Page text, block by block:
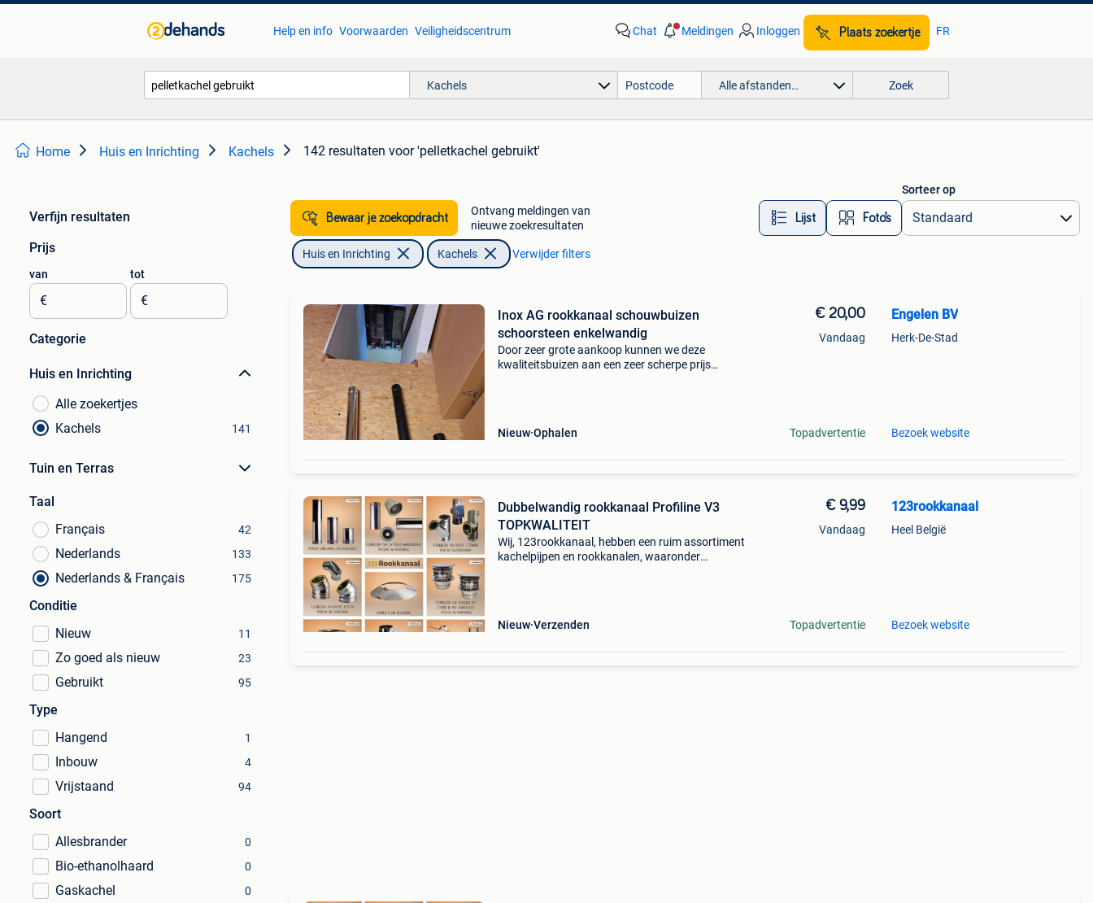
Help en info Voorwaarden Veiligheidscentrum Chat Meldingen Inloggen Plaats zoekertje FR
Kachels Alle afstanden… Zoek
Home Huis en Inrichting Kachels 142 resultaten voor 'pelletkachel gebruikt'
Verfijn resultaten
Prijs
van
€
tot
€
Categorie
Huis en Inrichting
Alle zoekertjes
Kachels
141
Tuin en Terras
Taal
Français
42
Nederlands 133
Nederlands & Français 175
Conditie
Nieuw
11
Zo goed als nieuw 23
Gebruikt 95
Type
Hangend
1
Inbouw 4
Vrijstaand 94
Soort
Allesbrander
0
Bio-ethanolhaard 0
Gaskachel 0
Bewaar je zoekopdracht
Ontvang meldingen van
nieuwe zoekresultaten
Lijst Foto’s
Sorteer op
Huis en Inrichting Kachels Verwijder filters
Inox AG rookkanaal schouwbuizen
schoorsteen enkelwandig
Door zeer grote aankoop kunnen we deze
kwaliteitsbuizen aan een zeer scherpe prijs
Nieuw Ophalen
€ 20,00
Vandaag
Topadvertentie
Engelen BV
Herk-De-Stad
Bezoek website
Dubbelwandig rookkanaal Profiline V3
TOPKWALITEIT
Wij, 123rookkanaal, hebben een ruim assortiment
kachelpijpen en rookkanalen, waaronder
Nieuw Verzenden
€ 9,99
Vandaag
Topadvertentie
123rookkanaal
Heel België
Bezoek website